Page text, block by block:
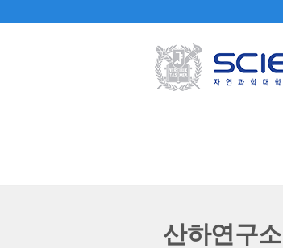
산하연구소